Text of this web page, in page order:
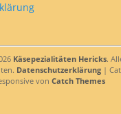
Käsepezialitäten Hericks.
Datenschutzerklärung |
von Catch Themes